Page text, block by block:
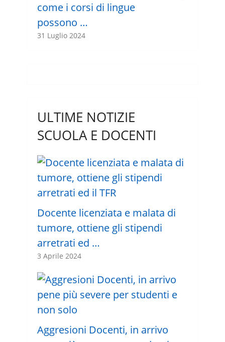
come i corsi di lingue
possono …
31 Luglio 2024
ULTIME NOTIZIE
SCUOLA E DOCENTI
Docente licenziata e malata di
tumore, ottiene gli stipendi
arretrati ed …
3 Aprile 2024
Aggresioni Docenti, in arrivo